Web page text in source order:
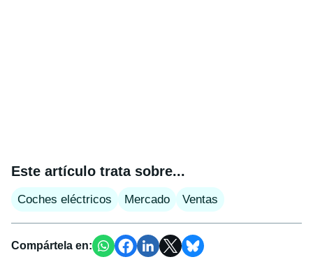
Este artículo trata sobre...
Coches eléctricos Mercado Ventas
Compártela en: